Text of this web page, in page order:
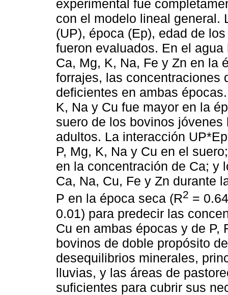
experimental fue
con el modelo lineal general.
(UP), época (Ep), edad de
fueron evaluados. En el agua
Ca, Mg, K, Na, Fe y Zn en la
forrajes, las concentraciones
deficientes en ambas
K, Na y Cu fue mayor en la
suero de los bovinos jóvenes
adultos. La interacción
P, Mg, K, Na y Cu en el
en la concentración de Ca; y
Ca, Na, Cu, Fe y Zn durante
P en la época seca (R2 =
0.01) para predecir las
Cu en ambas épocas y de P,
bovinos de doble propósito
desequilibrios minerales,
lluvias, y las áreas de
suficientes para cubrir sus